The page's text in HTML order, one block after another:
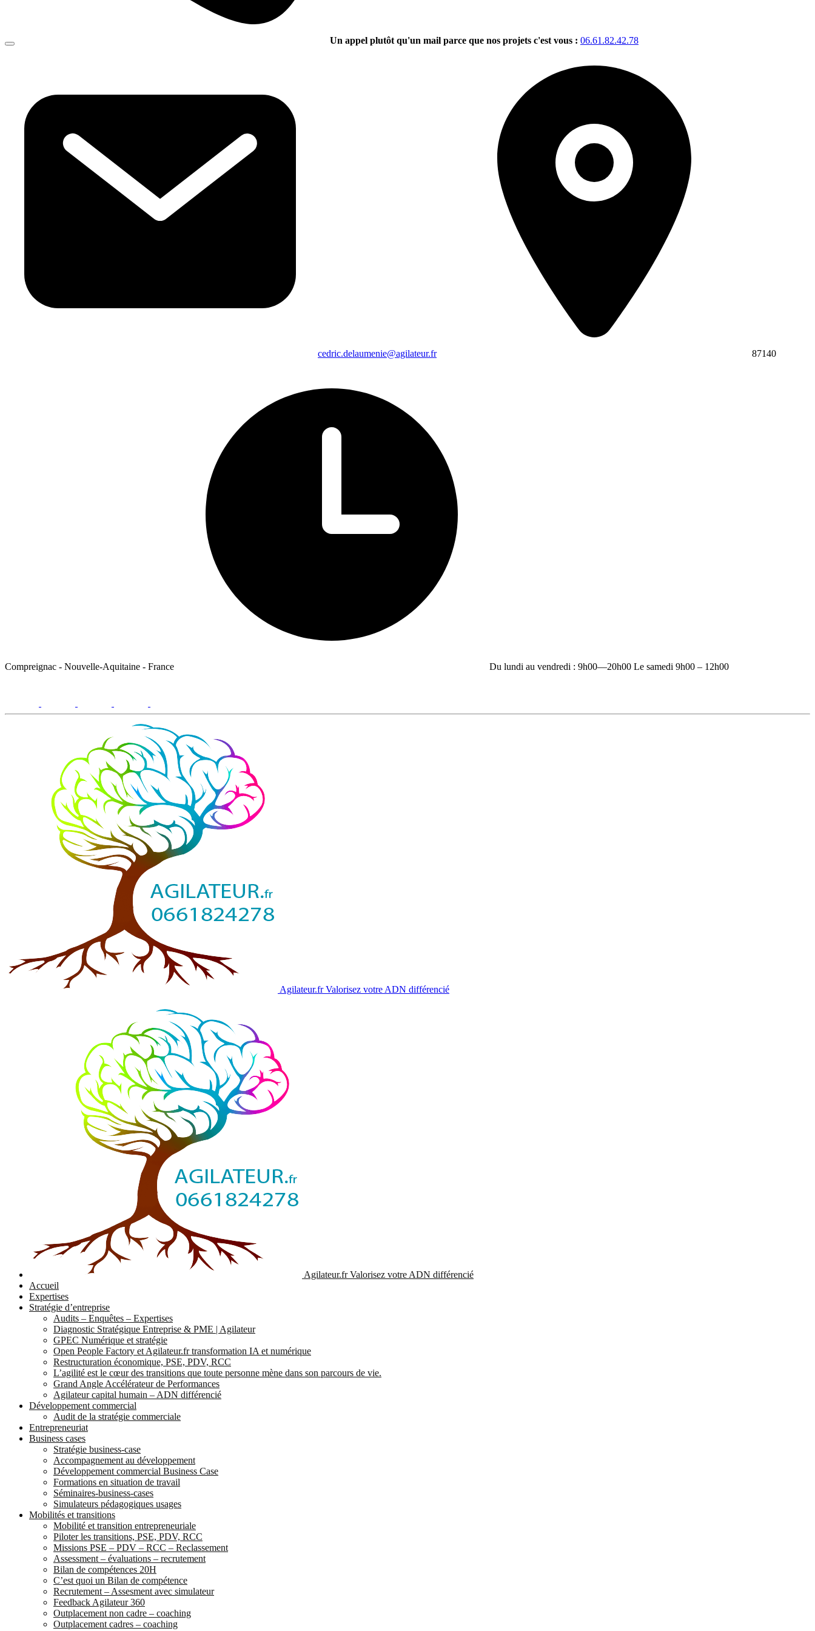
Un appel plutôt qu'un mail parce que nos projets c'est vous : 06.61.82.42.78
cedric.delaumenie@agilateur.fr 87140
Compreignac - Nouvelle-Aquitaine - France
Du lundi au vendredi : 9h00—20h00 Le samedi 9h00 – 12h00
Agilateur.frValorisez votre ADN différencié
Agilateur.frValorisez votre ADN différencié
Accueil
Expertises
Stratégie d’entreprise
Audits – Enquêtes – Expertises
Diagnostic Stratégique Entreprise & PME | Agilateur
GPEC Numérique et stratégie
Open People Factory et Agilateur.fr transformation IA et numérique
Restructuration économique, PSE, PDV, RCC
L’agilité est le cœur des transitions que toute personne mène dans son parcours de vie.
Grand Angle Accélérateur de Performances
Agilateur capital humain – ADN différencié
Développement commercial
Audit de la stratégie commerciale
Entrepreneuriat
Business cases
Stratégie business-case
Accompagnement au développement
Développement commercial Business Case
Formations en situation de travail
Séminaires-business-cases
Simulateurs pédagogiques usages
Mobilités et transitions
Mobilité et transition entrepreneuriale
Piloter les transitions, PSE, PDV, RCC
Missions PSE – PDV – RCC – Reclassement
Assessment – évaluations – recrutement
Bilan de compétences 20H
C’est quoi un Bilan de compétence
Recrutement – Assesment avec simulateur
Feedback Agilateur 360
Outplacement non cadre – coaching
Outplacement cadres – coaching